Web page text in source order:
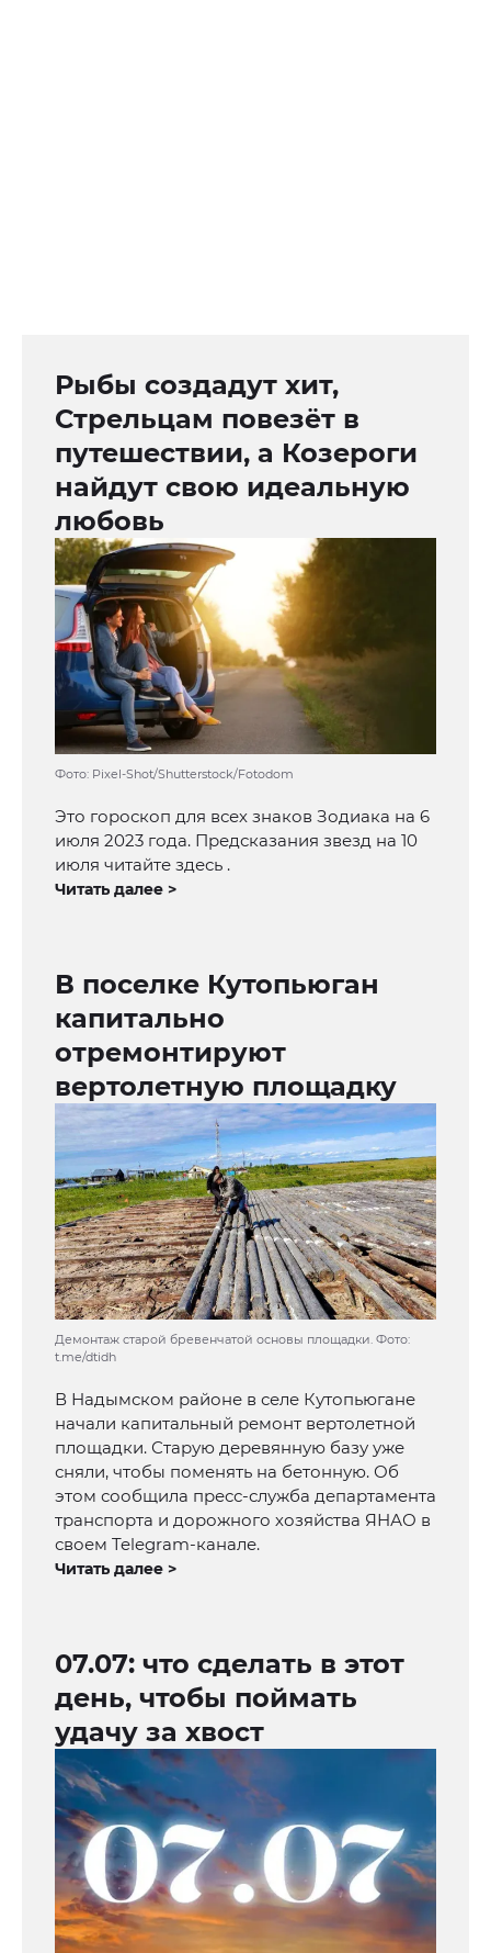
Рыбы создадут хит,
Стрельцам повезёт в
путешествии, а Козероги
найдут свою идеальную
любовь
Фото: Pixel-Shot/Shutterstock/Fotodom
Это гороскоп для всех знаков Зодиака на 6
июля 2023 года. Предсказания звезд на 10
июля читайте здесь .
Читать далее >
В поселке Кутопьюган
капитально
отремонтируют
вертолетную площадку
Демонтаж старой бревенчатой основы площадки. Фото:
t.me/dtidh
В Надымском районе в селе Кутопьюгане
начали капитальный ремонт вертолетной
площадки. Старую деревянную базу уже
сняли, чтобы поменять на бетонную. Об
этом сообщила пресс-служба департамента
транспорта и дорожного хозяйства ЯНАО в
своем Telegram-канале.
Читать далее >
07.07: что сделать в этот
день, чтобы поймать
удачу за хвост